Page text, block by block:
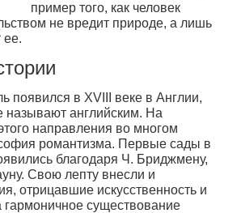
пример того, как человек
не вредит природе, а лишь
ее.
появился в XVIII веке в Англии,
называют английским. На
направления во многом
романтизма. Первые сады в
благодаря Ч. Бриджмену,
Свою лепту внесли и
отрицавшие искусственность и
существование